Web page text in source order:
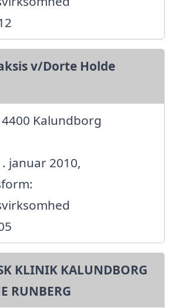
v/Dorte Holde
Kalundborg
januar 2010,
KLINIK KALUNDBORG
RUNBERG